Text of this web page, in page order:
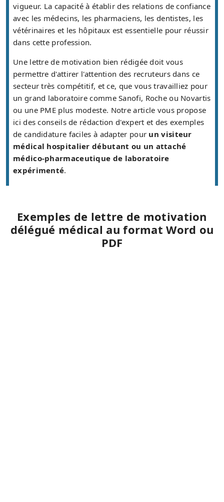
vigueur. La capacité à établir des relations de confiance
avec les médecins, les pharmaciens, les dentistes, les
vétérinaires et les hôpitaux est essentielle pour réussir
dans cette profession.
Une lettre de motivation bien rédigée doit vous
permettre d'attirer l'attention des recruteurs dans ce
secteur très compétitif, et ce, que vous travailliez pour
un grand laboratoire comme Sanofi, Roche ou Novartis
ou une PME plus modeste. Notre article vous propose
ici des conseils de rédaction d'expert et des exemples
de candidature faciles à adapter pour un visiteur
médical hospitalier débutant ou un attaché
médico-pharmaceutique de laboratoire
expérimenté.
Exemples de lettre de motivation
délégué médical au format Word ou
PDF